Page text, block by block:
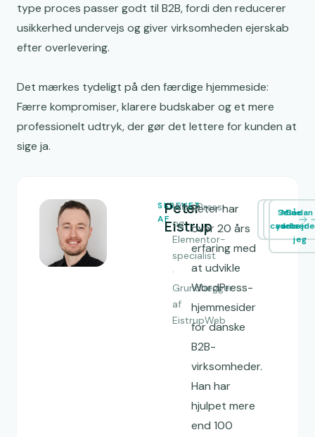
type proces passer godt til B2B, fordi den reducerer
usikkerhed undervejs og giver virksomheden ejerskab
efter overlevering.
Det mærkes tydeligt på den færdige hjemmeside:
Færre kompromiser, klarere budskaber og et mere
professionelt udtryk, der gør det lettere for kunden at
sige ja.
SKREVET
AF
Peter
Eistrup
WordPress-
og
Elementor-
specialist
·
Grundlægger
af
EistrupWeb
Peter har
over 20 års
erfaring med
at udvikle
WordPress-
hjemmesider
for danske
B2B-
virksomheder.
Han har
hjulpet mere
end 100
Se
cases
Mine
ydelser
Sådan
jeg